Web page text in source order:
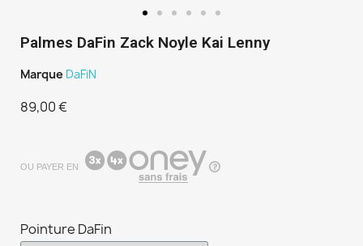
Palmes DaFin Zack Noyle Kai Lenny
Marque DaFiN
89,00 €
OU PAYER EN
Pointure DaFin